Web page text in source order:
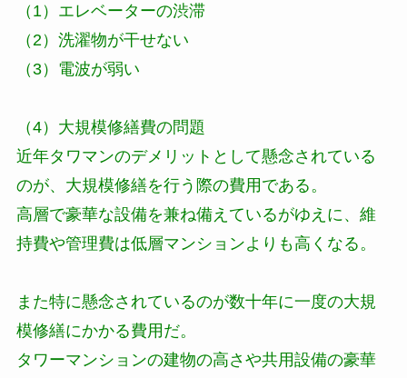
（1）エレベーターの渋滞
（2）洗濯物が干せない
（3）電波が弱い
（4）大規模修繕費の問題
近年タワマンのデメリットとして懸念されている
のが、大規模修繕を行う際の費用である。
高層で豪華な設備を兼ね備えているがゆえに、維
持費や管理費は低層マンションよりも高くなる。
また特に懸念されているのが数十年に一度の大規
模修繕にかかる費用だ。
タワーマンションの建物の高さや共用設備の豪華